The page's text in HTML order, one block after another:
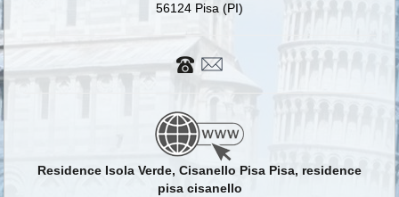
56124 Pisa (PI)
Residence Isola Verde, Cisanello Pisa Pisa, residence
pisa cisanello